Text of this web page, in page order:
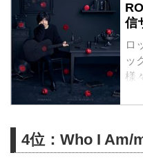
信
ロ
ッ
様
ォ
4位：Who I Am/